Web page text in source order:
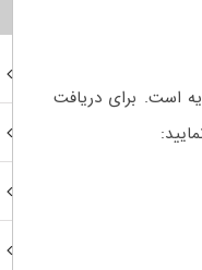
است. برای دریافت